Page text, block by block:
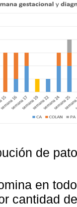
de
en
cantidad